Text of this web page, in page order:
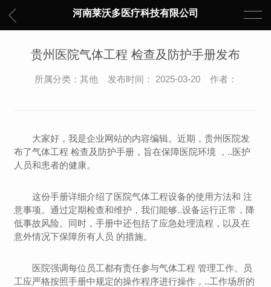
河南莱沃多医疗科技有限公司
贵州医院气体工程 检查及防护手册发布
所属分类：其他 发布时间： 2025-03-20 作者：
大家好，我是企业网站的内容编辑。近期，贵州医院发
布了气体工程 检查及防护手册，旨在保障医院环境 ，..医护
人员和患者的健康。
这份手册详细介绍了医院气体工程设备的使用方法和 注
意事项。通过定期检查和维护，我们能够..设备运行正常，降
低事故风险。同时，手册中还包括了应急处理流程，以及在
意外情况下保障所有人员 的措施。
医院强调每位员工都有责任参与气体工程 管理工作。员
工应严格按照手册中规定的操作程序进行操作，..工作场所的